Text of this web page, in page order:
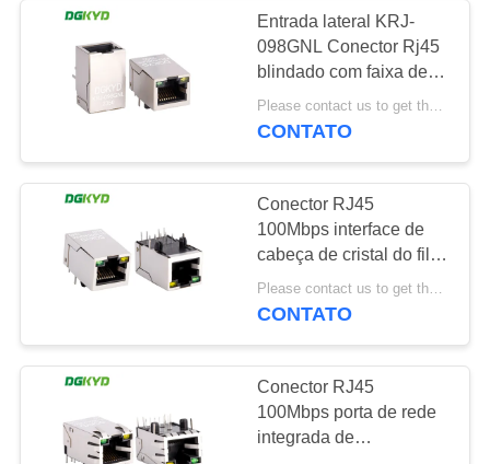
SOBRE
EXCURSÃO
DA
FÁBRICA
CONTROLE
QUALIDADE
CONTACTE-
NOS
conector protegido
rj45
Conectores
múltiplos do porto
RJ45
Entrada lateral KRJ-
098GNL Conector Rj45
blindado com faixa de
luz
Please contact us to get the latest price. MOQ:1 peça
CONTATO
Conector RJ45
100Mbps interface de
cabeça de cristal do filtro
Ethernet integrado
interface de rede de
Please contact us to get the latest price. MOQ:1 peça
CONTATO
Conector RJ45
100Mbps porta de rede
integrada de